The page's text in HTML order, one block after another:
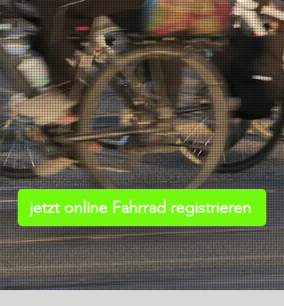
jetzt online Fahrrad registrieren